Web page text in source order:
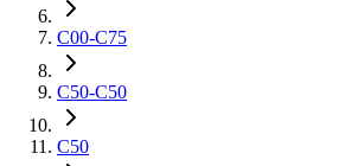
C00-C75
C50-C50
C50